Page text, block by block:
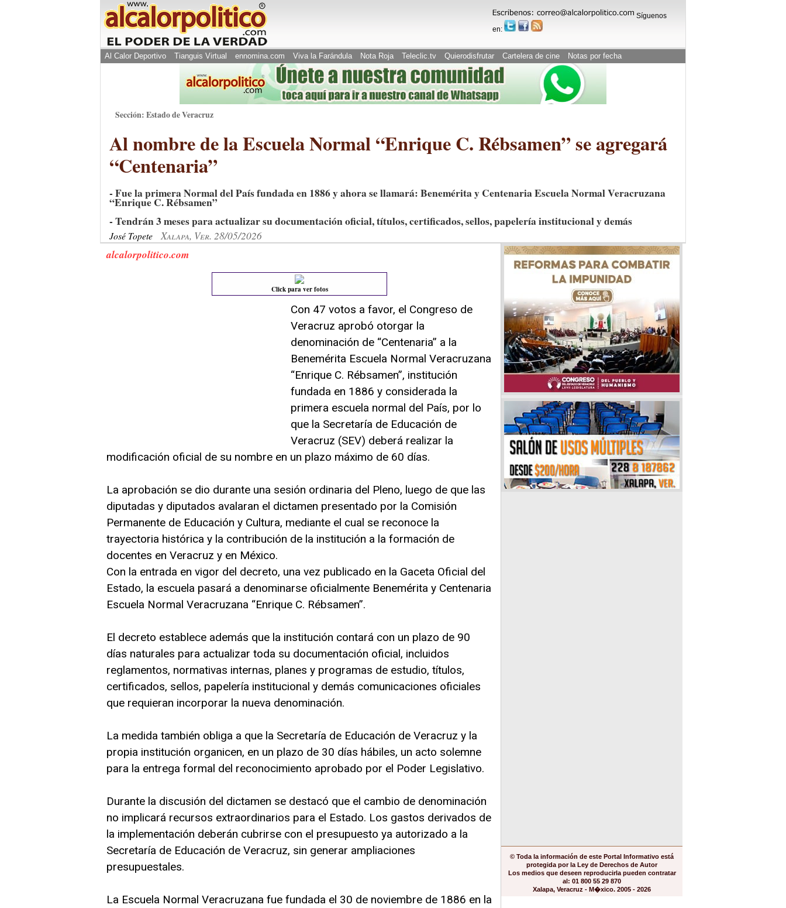
Síguenos
en:
Al Calor Deportivo Tianguis Virtual ennomina.com Viva la Farándula Nota Roja Teleclic.tv Quierodisfrutar Cartelera de cine Notas por fecha
Sección: Estado de Veracruz
Al nombre de la Escuela Normal “Enrique C. Rébsamen” se agregará
“Centenaria”
- Fue la primera Normal del País fundada en 1886 y ahora se llamará: Benemérita y Centenaria Escuela Normal Veracruzana
“Enrique C. Rébsamen”
- Tendrán 3 meses para actualizar su documentación oficial, títulos, certificados, sellos, papelería institucional y demás
José Topete Xalapa, Ver. 28/05/2026
alcalorpolitico.com
Click para ver fotos
Con 47 votos a favor, el Congreso de
Veracruz aprobó otorgar la
denominación de “Centenaria” a la
Benemérita Escuela Normal Veracruzana
“Enrique C. Rébsamen”, institución
fundada en 1886 y considerada la
primera escuela normal del País, por lo
que la Secretaría de Educación de
Veracruz (SEV) deberá realizar la
modificación oficial de su nombre en un plazo máximo de 60 días.
La aprobación se dio durante una sesión ordinaria del Pleno, luego de que las
diputadas y diputados avalaran el dictamen presentado por la Comisión
Permanente de Educación y Cultura, mediante el cual se reconoce la
trayectoria histórica y la contribución de la institución a la formación de
docentes en Veracruz y en México.
Con la entrada en vigor del decreto, una vez publicado en la Gaceta Oficial del
Estado, la escuela pasará a denominarse oficialmente Benemérita y Centenaria
Escuela Normal Veracruzana “Enrique C. Rébsamen”.
El decreto establece además que la institución contará con un plazo de 90
días naturales para actualizar toda su documentación oficial, incluidos
reglamentos, normativas internas, planes y programas de estudio, títulos,
certificados, sellos, papelería institucional y demás comunicaciones oficiales
que requieran incorporar la nueva denominación.
La medida también obliga a que la Secretaría de Educación de Veracruz y la
propia institución organicen, en un plazo de 30 días hábiles, un acto solemne
para la entrega formal del reconocimiento aprobado por el Poder Legislativo.
Durante la discusión del dictamen se destacó que el cambio de denominación
no implicará recursos extraordinarios para el Estado. Los gastos derivados de
la implementación deberán cubrirse con el presupuesto ya autorizado a la
Secretaría de Educación de Veracruz, sin generar ampliaciones
presupuestales.
La Escuela Normal Veracruzana fue fundada el 30 de noviembre de 1886 en la
© Toda la información de este Portal Informativo está
protegida por la Ley de Derechos de Autor
Los medios que deseen reproducirla pueden contratar
al: 01 800 55 29 870
Xalapa, Veracruz - M�xico. 2005 - 2026